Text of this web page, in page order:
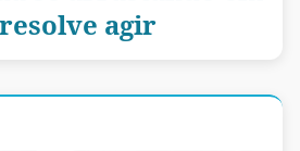
agir